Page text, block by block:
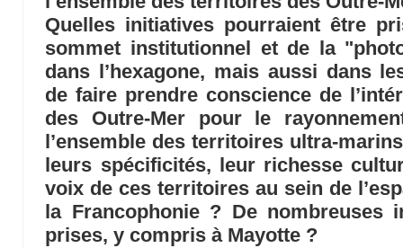
Quelles initiatives pourraient être
sommet institutionnel et de la
dans l’hexagone, mais aussi dans
de faire prendre conscience de
des Outre-Mer pour le
l’ensemble des territoires ultra-
leurs spécificités, leur richesse
voix de ces territoires au sein de
la Francophonie ? De nombreuses
prises, y compris à Mayotte ?